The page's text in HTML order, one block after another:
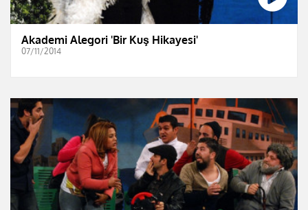
Akademi Alegori 'Bir Kuş Hikayesi'
07/11/2014